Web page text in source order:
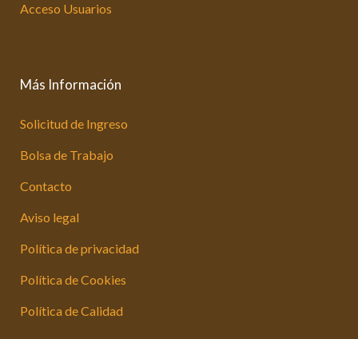
Acceso Usuarios
Más Información
Solicitud de Ingreso
Bolsa de Trabajo
Contacto
Aviso legal
Política de privacidad
Política de Cookies
Política de Calidad